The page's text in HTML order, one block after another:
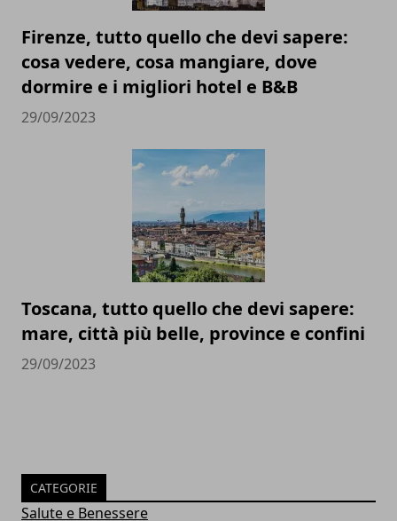
Firenze, tutto quello che devi sapere:
cosa vedere, cosa mangiare, dove
dormire e i migliori hotel e B&B
29/09/2023
Toscana, tutto quello che devi sapere:
mare, città più belle, province e confini
29/09/2023
CATEGORIE
Salute e Benessere